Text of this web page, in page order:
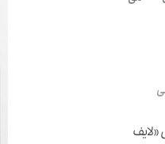
«لایف